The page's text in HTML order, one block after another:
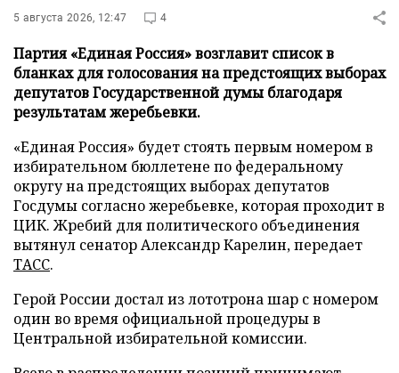
5 августа 2026, 12:47 4
Партия «Единая Россия» возглавит список в
бланках для голосования на предстоящих выборах
депутатов Государственной думы благодаря
результатам жеребьевки.
«Единая Россия» будет стоять первым номером в
избирательном бюллетене по федеральному
округу на предстоящих выборах депутатов
Госдумы согласно жеребьевке, которая проходит в
ЦИК. Жребий для политического объединения
вытянул сенатор Александр Карелин, передает
ТАСС.
Герой России достал из лототрона шар с номером
один во время официальной процедуры в
Центральной избирательной комиссии.